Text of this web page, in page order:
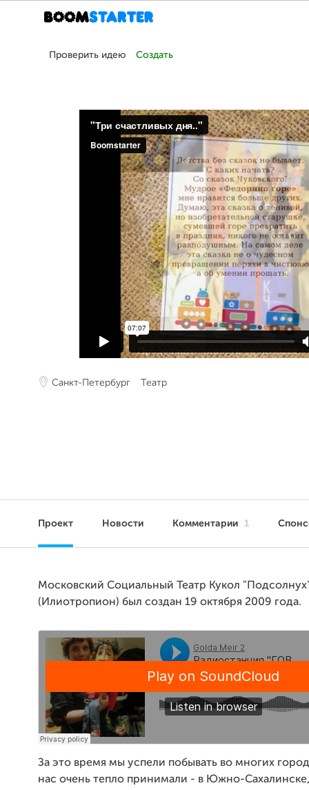
Проверить идею Создать
Санкт-Петербург Театр
Проект Новости Комментарии 1
Московский Социальный Театр Кукол
(Илиотропион) был создан 19 октября 2009 года.
За это время мы успели побывать во многих
нас очень тепло принимали - в Южно-